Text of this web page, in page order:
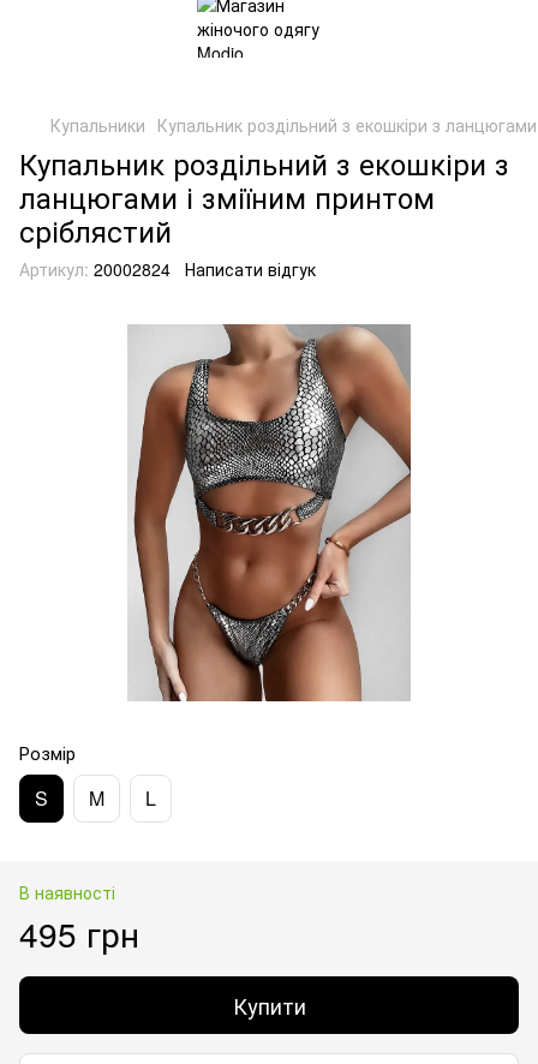
Купальники Купальник роздільний з екошкіри з
Купальник роздільний з екошкіри з
ланцюгами і зміїним принтом
сріблястий
Артикул: 20002824 Написати відгук
Розмір
S M L
В наявності
495 грн
Купити